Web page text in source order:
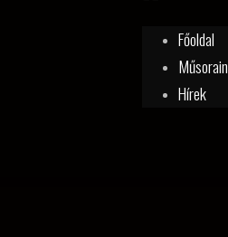
Főoldal
Hírek